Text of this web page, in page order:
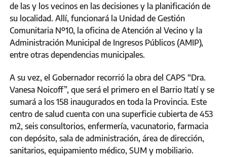
de las y los vecinos en las decisiones y la planificación de
su localidad. Allí, funcionará la Unidad de Gestión
Comunitaria Nº10, la oficina de Atención al Vecino y la
Administración Municipal de Ingresos Públicos (AMIP),
entre otras dependencias municipales.
A su vez, el Gobernador recorrió la obra del CAPS “Dra.
Vanesa Noicoff”, que será el primero en el Barrio Itatí y se
sumará a los 158 inaugurados en toda la Provincia. Este
centro de salud cuenta con una superficie cubierta de 453
m2, seis consultorios, enfermería, vacunatorio, farmacia
con depósito, sala de administración, área de dirección,
sanitarios, equipamiento médico, SUM y mobiliario.